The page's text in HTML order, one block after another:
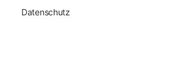
Datenschutz